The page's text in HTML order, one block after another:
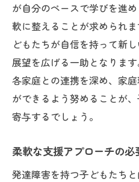
が自分のペースで学びを進
軟に整えることが求められ
どもたちが自信を持って新
展望を広げる一助となります
各家庭との連携を深め、家
ができるよう努めることが
寄与するでしょう。
柔軟な支援アプローチの必
発達障害を持つ子どもたち